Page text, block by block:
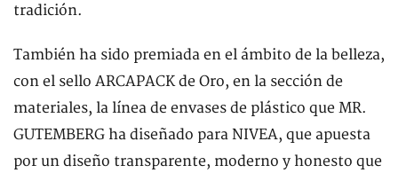
tradición.
También ha sido premiada en el ámbito de la belleza,
con el sello ARCAPACK de Oro, en la sección de
materiales, la línea de envases de plástico que MR.
GUTEMBERG ha diseñado para NIVEA, que apuesta
por un diseño transparente, moderno y honesto que